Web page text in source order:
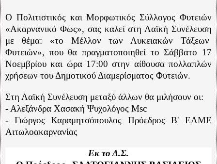
Ο Πολιτιστικός και Μορφωτικός Σύλλογος Φυτειών
«Ακαρνανικό Φως», σας καλεί στη Λαϊκή Συνέλευση
με θέμα: «το Μέλλον των Λυκειακών Τάξεων
Φυτειών», που θα πραγματοποιηθεί το Σάββατο 17
Νοεμβρίου και ώρα 17:00 στην αίθουσα πολλαπλών
χρήσεων του Δημοτικού Διαμερίσματος Φυτειών.
Στη Λαϊκή Συνέλευση μεταξύ άλλων θα μιλήσουν οι:
- Αλεξάνδρα Χασακή Ψυχολόγος Msc
- Γιώργος Καραμητσόπουλος Πρόεδρος Β' ΕΛΜΕ
Αιτωλοακαρνανίας
Εκ το Δ.Σ.